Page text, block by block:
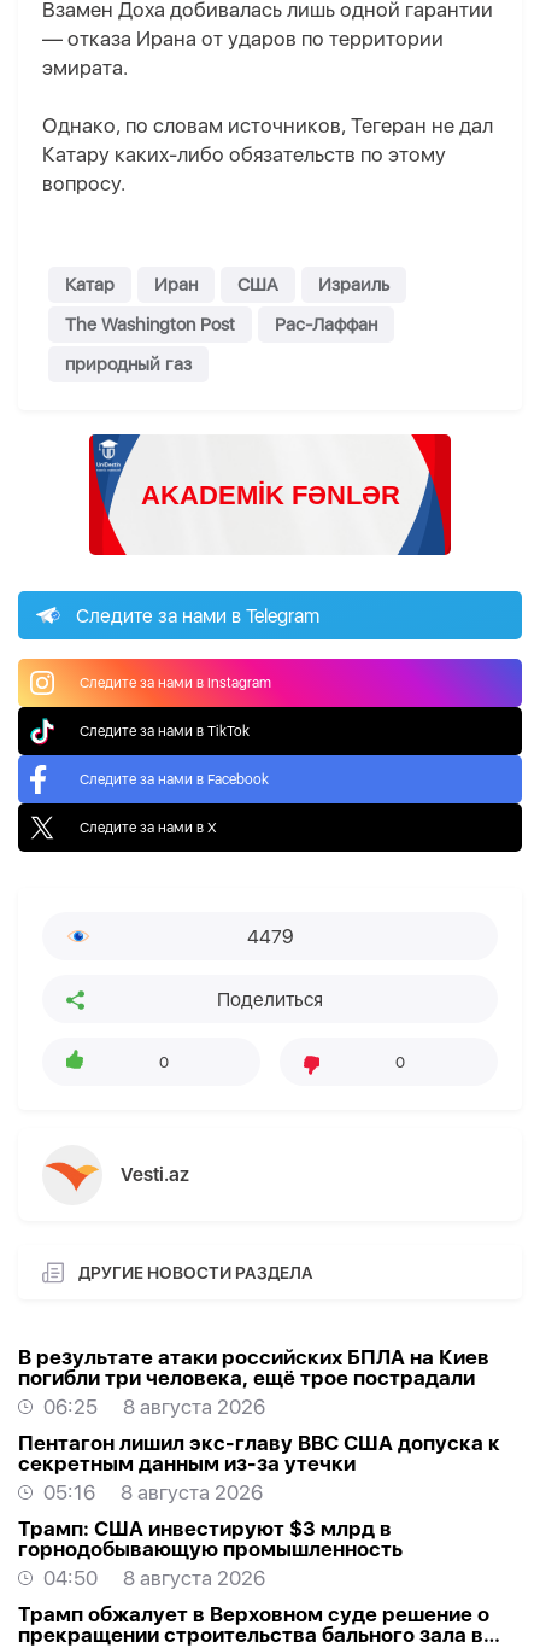
Взамен Доха добивалась лишь одной гарантии
— отказа Ирана от ударов по территории
эмирата.
Однако, по словам источников, Тегеран не дал
Катару каких-либо обязательств по этому
вопросу.
Катар Иран США
Израиль
The Washington Post
Рас-Лаффан
природный газ
Следите за нами в Telegram
Следите за нами в Instagram
Следите за нами в TikTok
Следите за нами в Facebook
Следите за нами в X
4479
Поделиться
0 0
Vesti.az
ДРУГИЕ НОВОСТИ РАЗДЕЛА
В результате атаки российских БПЛА на Киев
погибли три человека, ещё трое пострадали
06:25
8 августа 2026
Пентагон лишил экс-главу ВВС США допуска к
секретным данным из-за утечки
05:16
8 августа 2026
Трамп: США инвестируют $3 млрд в
горнодобывающую промышленность
04:50
8 августа 2026
Трамп обжалует в Верховном суде решение о
прекращении строительства бального зала в